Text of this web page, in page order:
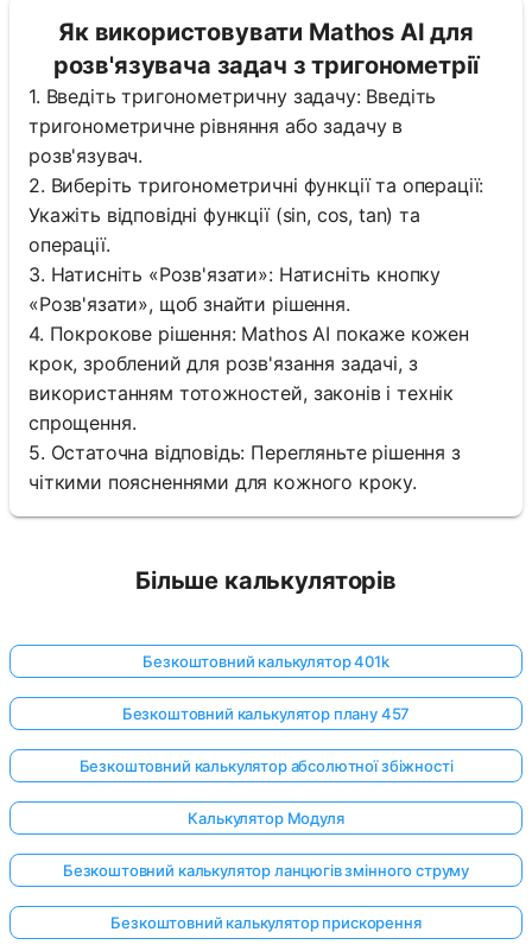
Як використовувати Mathos AI для
розв'язувача задач з тригонометрії
1. Введіть тригонометричну задачу: Введіть
тригонометричне рівняння або задачу в
розв'язувач.
2. Виберіть тригонометричні функції та операції:
Укажіть відповідні функції (sin, cos, tan) та
операції.
3. Натисніть «Розв'язати»: Натисніть кнопку
«Розв'язати», щоб знайти рішення.
4. Покрокове рішення: Mathos AI покаже кожен
крок, зроблений для розв'язання задачі, з
використанням тотожностей, законів і технік
спрощення.
5. Остаточна відповідь: Перегляньте рішення з
чіткими поясненнями для кожного кроку.
Більше калькуляторів
Безкоштовний калькулятор 401k
Безкоштовний калькулятор плану 457
Безкоштовний калькулятор абсолютної збіжності
Калькулятор Модуля
Безкоштовний калькулятор ланцюгів змінного струму
Безкоштовний калькулятор прискорення